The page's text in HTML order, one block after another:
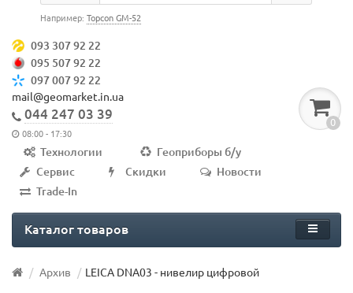
Например:Topcon GM-52
093 307 92 22
095 507 92 22
097 007 92 22
mail@geomarket.in.ua
044 247 03 39
08:00 - 17:30
0
Технологии
Геоприборы б/у
Сервис
Скидки
Новости
Trade-In
Каталог товаров
Архив LEICA DNA03 - нивелир цифровой